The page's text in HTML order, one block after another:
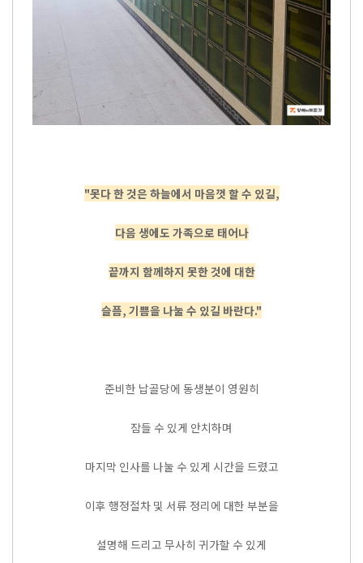
"못다 한 것은 하늘에서 마음껏 할 수 있길,
다음 생에도 가족으로 태어나
끝까지 함께하지 못한 것에 대한
슬픔, 기쁨을 나눌 수 있길 바란다."
준비한 납골당에 동생분이 영원히
잠들 수 있게 안치하며
마지막 인사를 나눌 수 있게 시간을 드렸고
이후 행정절차 및 서류 정리에 대한 부분을
설명해 드리고 무사히 귀가할 수 있게